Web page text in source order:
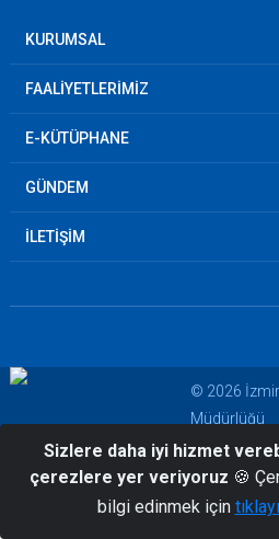
KURUMSAL
FAALİYETLERİMİZ
E-KÜTÜPHANE
GÜNDEM
İLETİŞİM
© 2026
Müdürlüğü
Sizlere daha iyi hizmet
çerezlere yer veriyoruz 🍪
bilgi edinmek için